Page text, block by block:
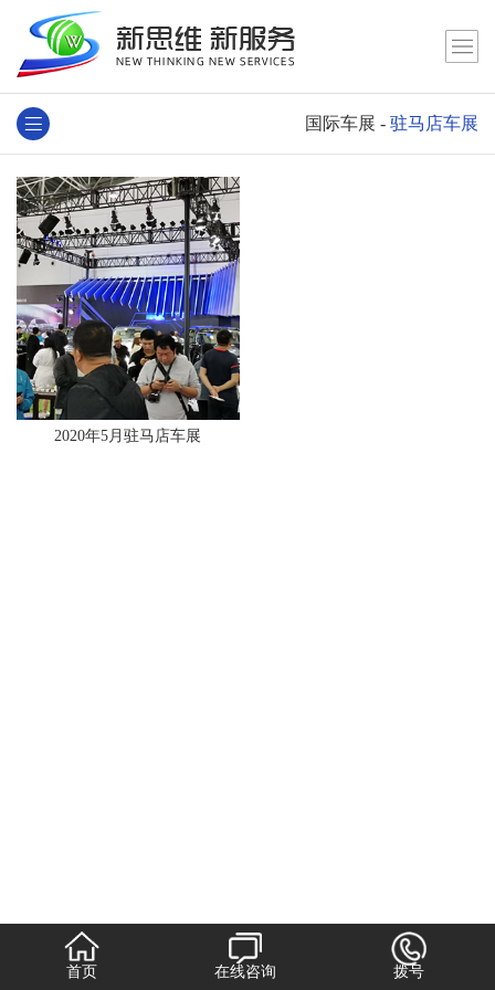
国际车展 - 驻马店车展
2020年5月驻马店车展
首页 在线咨询 拨号